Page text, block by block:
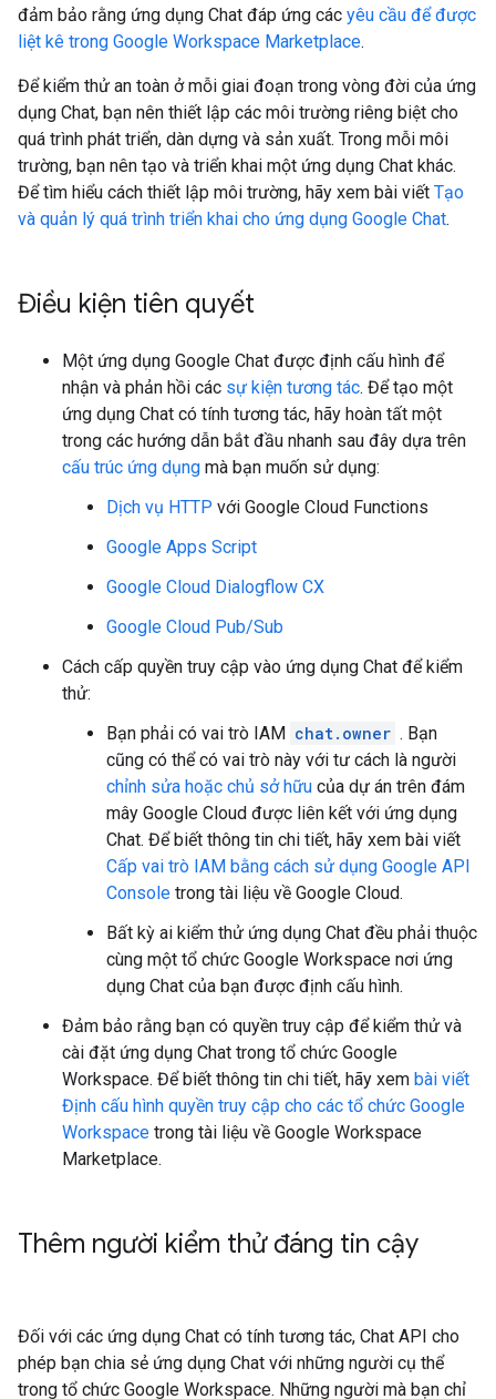
đảm bảo rằng ứng dụng Chat đáp ứng các yêu cầu để được
liệt kê trong Google Workspace Marketplace.
Để kiểm thử an toàn ở mỗi giai đoạn trong vòng đời của ứng
dụng Chat, bạn nên thiết lập các môi trường riêng biệt cho
quá trình phát triển, dàn dựng và sản xuất. Trong mỗi môi
trường, bạn nên tạo và triển khai một ứng dụng Chat khác.
Để tìm hiểu cách thiết lập môi trường, hãy xem bài viết Tạo
và quản lý quá trình triển khai cho ứng dụng Google Chat.
Điều kiện tiên quyết
Một ứng dụng Google Chat được định cấu hình để
nhận và phản hồi các sự kiện tương tác. Để tạo một
ứng dụng Chat có tính tương tác, hãy hoàn tất một
trong các hướng dẫn bắt đầu nhanh sau đây dựa trên
cấu trúc ứng dụng mà bạn muốn sử dụng:
Dịch vụ HTTP với Google Cloud Functions
Google Apps Script
Google Cloud Dialogflow CX
Google Cloud Pub/Sub
Cách cấp quyền truy cập vào ứng dụng Chat để kiểm
thử:
Bạn phải có vai trò IAM chat.owner . Bạn
cũng có thể có vai trò này với tư cách là người
chỉnh sửa hoặc chủ sở hữu của dự án trên đám
mây Google Cloud được liên kết với ứng dụng
Chat. Để biết thông tin chi tiết, hãy xem bài viết
Cấp vai trò IAM bằng cách sử dụng Google API
Console trong tài liệu về Google Cloud.
Bất kỳ ai kiểm thử ứng dụng Chat đều phải thuộc
cùng một tổ chức Google Workspace nơi ứng
dụng Chat của bạn được định cấu hình.
Đảm bảo rằng bạn có quyền truy cập để kiểm thử và
cài đặt ứng dụng Chat trong tổ chức Google
Workspace. Để biết thông tin chi tiết, hãy xem bài viết
Định cấu hình quyền truy cập cho các tổ chức Google
Workspace trong tài liệu về Google Workspace
Marketplace.
Thêm người kiểm thử đáng tin cậy
Đối với các ứng dụng Chat có tính tương tác, Chat API cho
phép bạn chia sẻ ứng dụng Chat với những người cụ thể
trong tổ chức Google Workspace. Những người mà bạn chỉ